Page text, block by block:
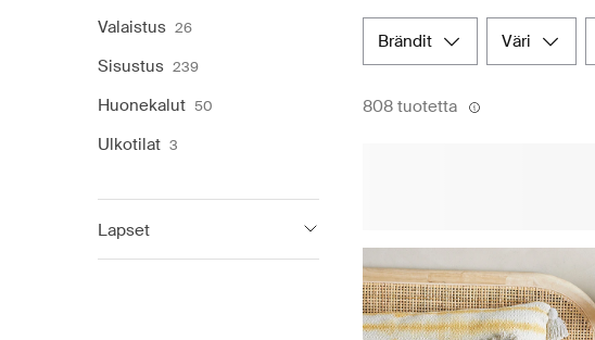
Valaistus 26
Sisustus 239
Huonekalut 50
Ulkotilat 3
Lapset
kodin sisustusta, joka on
tekstiilejä, kauniita astiastoja
Bloomingville -tuotteita.
brändit väri
808 tuotetta